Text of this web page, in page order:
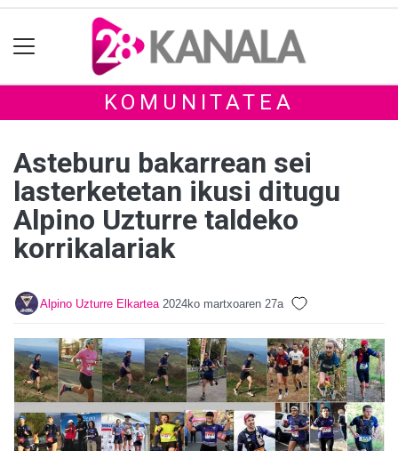
KOMUNITATEA
Asteburu bakarrean sei
lasterketetan ikusi ditugu
Alpino Uzturre taldeko
korrikalariak
Alpino Uzturre Elkartea 2024ko martxoaren 27a